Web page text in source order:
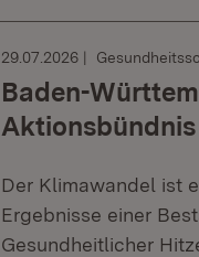
29.07.2026
Baden-
Aktionsbündnis
Der Klimawandel ist
Ergebnisse einer
Gesundheitlicher